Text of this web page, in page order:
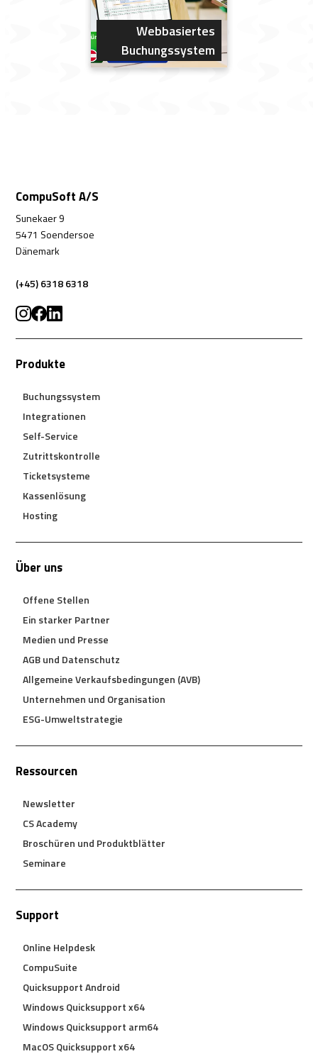
Webbasiertes
Buchungssystem
CompuSoft A/S
Sunekaer 9
5471 Soendersoe
Dänemark
(+45) 6318 6318
Produkte
Buchungssystem
Integrationen
Self-Service
Zutrittskontrolle
Ticketsysteme
Kassenlösung
Hosting
Über uns
Offene Stellen
Ein starker Partner
Medien und Presse
AGB und Datenschutz
Allgemeine Verkaufsbedingungen (AVB)
Unternehmen und Organisation
ESG-Umweltstrategie
Ressourcen
Newsletter
CS Academy
Broschüren und Produktblätter
Seminare
Support
Online Helpdesk
CompuSuite
Quicksupport Android
Windows Quicksupport x64
Windows Quicksupport arm64
MacOS Quicksupport x64